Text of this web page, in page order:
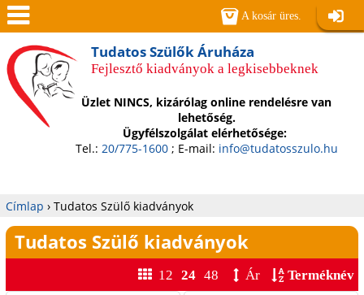
Jump to navigation
Tudatos Szülők Áruháza
Fejlesztő kiadványok a legkisebbeknek
Üzlet NINCS, kizárólag online rendelésre van
lehetőség.
Ügyfélszolgálat elérhetősége:
Tel.: 20/775-1600; E-mail: info@tudatosszulo.hu
Jelenlegi
hely
Címlap › Tudatos Szülő kiadványok
Tudatos Szülő kiadványok
12 24 48 Ár Terméknév
A kosár üres.
Men
ü